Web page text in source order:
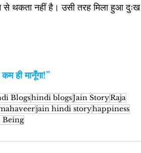
थकता नहीं है। उसी तरह मिला हुआ दुःख
ही मानूँगा!”
Blogshindi blogsJain StoryRaja
jain hindi storyhappiness
Being